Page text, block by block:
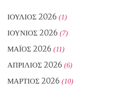
ΙΟΎΛΙΟΣ 2026 (1)
ΙΟΎΝΙΟΣ 2026 (7)
ΜΆΙΟΣ 2026 (11)
ΑΠΡΊΛΙΟΣ 2026 (6)
ΜΆΡΤΙΟΣ 2026 (10)